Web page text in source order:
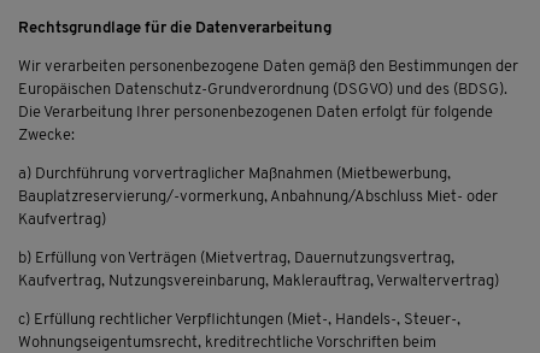
Rechtsgrundlage für die Datenverarbeitung
Wir verarbeiten personenbezogene Daten gemäß den Bestimmungen der
Europäischen Datenschutz-Grundverordnung (DSGVO) und des (BDSG).
Die Verarbeitung Ihrer personenbezogenen Daten erfolgt für folgende
Zwecke:
a) Durchführung vorvertraglicher Maßnahmen (Mietbewerbung,
Bauplatzreservierung/-vormerkung, Anbahnung/Abschluss Miet- oder
Kaufvertrag)
b) Erfüllung von Verträgen (Mietvertrag, Dauernutzungsvertrag,
Kaufvertrag, Nutzungsvereinbarung, Maklerauftrag, Verwaltervertrag)
c) Erfüllung rechtlicher Verpflichtungen (Miet-, Handels-, Steuer-,
Wohnungseigentumsrecht, kreditrechtliche Vorschriften beim